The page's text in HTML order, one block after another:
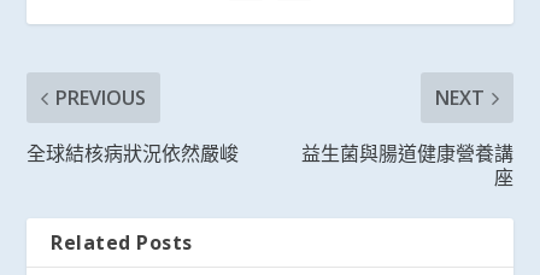
PREVIOUS
全球結核病狀況依然嚴峻
NEXT
益生菌與腸道健康營養講
座
Related Posts